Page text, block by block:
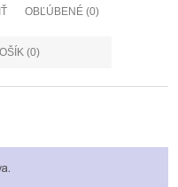
OBĽÚBENÉ (0)
(0)